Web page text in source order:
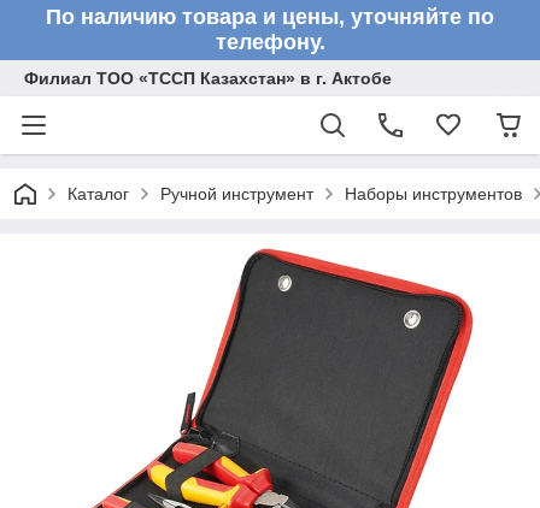
По наличию товара и цены, уточняйте по
телефону.
Филиал ТОО «ТССП Казахстан» в г. Актобе
Каталог Ручной инструмент Наборы инструментов